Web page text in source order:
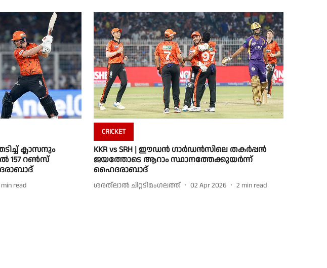
ക്ലാസനും
157 റൺസ്
min read
CRICKET
KKR vs SRH | ഈഡൻ ഗാർഡൻസിലെ തകർപ്പൻ
ജയത്തോടെ ആറാം സ്ഥാനത്തേക്കുയർന്ന്
ഹൈദരാബാദ്
ശരത്‌ലാൽ ചിറ്റടിമംഗലത്ത് 02 Apr 2026 2 min read